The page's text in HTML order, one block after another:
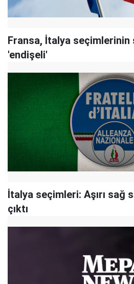
Fransa, İtalya seçimlerinin
'endişeli'
İtalya seçimleri: Aşırı sağ
çıktı